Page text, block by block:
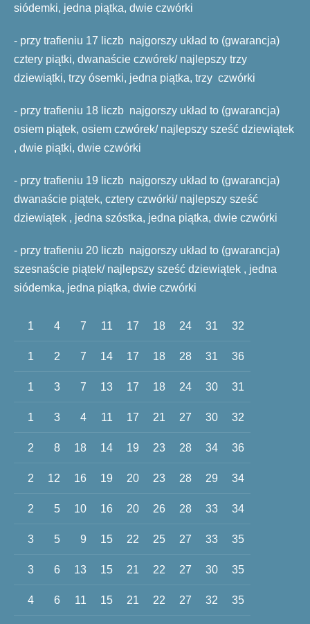
siódemki, jedna piątka, dwie czwórki
- przy trafieniu 17 liczb najgorszy układ to (gwarancja)
cztery piątki, dwanaście czwórek/ najlepszy trzy
dziewiątki, trzy ósemki, jedna piątka, trzy czwórki
- przy trafieniu 18 liczb najgorszy układ to (gwarancja)
osiem piątek, osiem czwórek/ najlepszy sześć dziewiątek
, dwie piątki, dwie czwórki
- przy trafieniu 19 liczb najgorszy układ to (gwarancja)
dwanaście piątek, cztery czwórki/ najlepszy sześć
dziewiątek , jedna szóstka, jedna piątka, dwie czwórki
- przy trafieniu 20 liczb najgorszy układ to (gwarancja)
szesnaście piątek/ najlepszy sześć dziewiątek , jedna
siódemka, jedna piątka, dwie czwórki
1 4 7 11 17 18 24 31 32
1 2 7 14 17 18 28 31 36
1 3 7 13 17 18 24 30 31
1 3 4 11 17 21 27 30 32
2 8 18 14 19 23 28 34 36
2 12 16 19 20 23 28 29 34
2 5 10 16 20 26 28 33 34
3 5 9 15 22 25 27 33 35
3 6 13 15 21 22 27 30 35
4 6 11 15 21 22 27 32 35